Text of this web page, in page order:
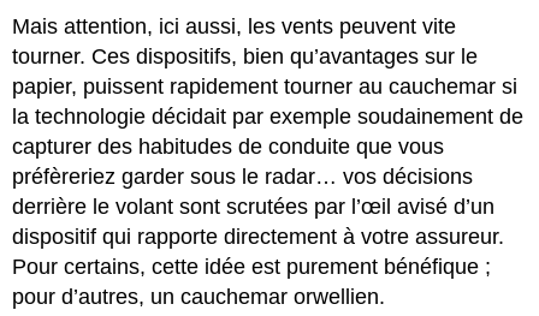
Mais attention, ici aussi, les vents peuvent vite
tourner. Ces dispositifs, bien qu’avantages sur le
papier, puissent rapidement tourner au cauchemar si
la technologie décidait par exemple soudainement de
capturer des habitudes de conduite que vous
préfèreriez garder sous le radar… vos décisions
derrière le volant sont scrutées par l’œil avisé d’un
dispositif qui rapporte directement à votre assureur.
Pour certains, cette idée est purement bénéfique ;
pour d’autres, un cauchemar orwellien.